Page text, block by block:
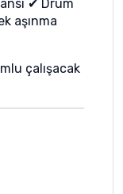
✔ Drum
aşınma
çalışacak